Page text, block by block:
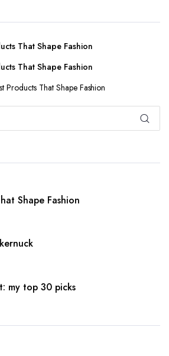
That Shape Fashion
That Shape Fashion
Products That Shape Fashion
Shape Fashion
my top 30 picks